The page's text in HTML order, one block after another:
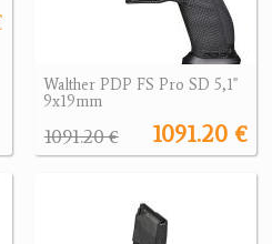
Walther PDP FS Pro SD 5,1"
9x19mm
1091.20 €
1091.20 €